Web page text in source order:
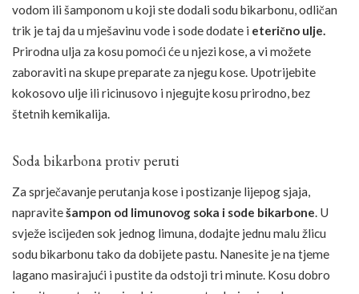
vodom ili šamponom u koji ste dodali sodu bikarbonu, odličan
trik je taj da u mješavinu vode i sode dodate i eterično ulje.
Prirodna ulja za kosu pomoći će u njezi kose, a vi možete
zaboraviti na skupe preparate za njegu kose. Upotrijebite
kokosovo ulje ili ricinusovo i njegujte kosu prirodno, bez
štetnih kemikalija.
Soda bikarbona protiv peruti
Za sprječavanje perutanja kose i postizanje lijepog sjaja,
napravitešampon od limunovog soka i sode bikarbone. U
svježe iscijeđen sok jednog limuna, dodajte jednu malu žlicu
sodu bikarbonu tako da dobijete pastu. Nanesite je na tjeme
lagano masirajući i pustite da odstoji tri minute. Kosu dobro